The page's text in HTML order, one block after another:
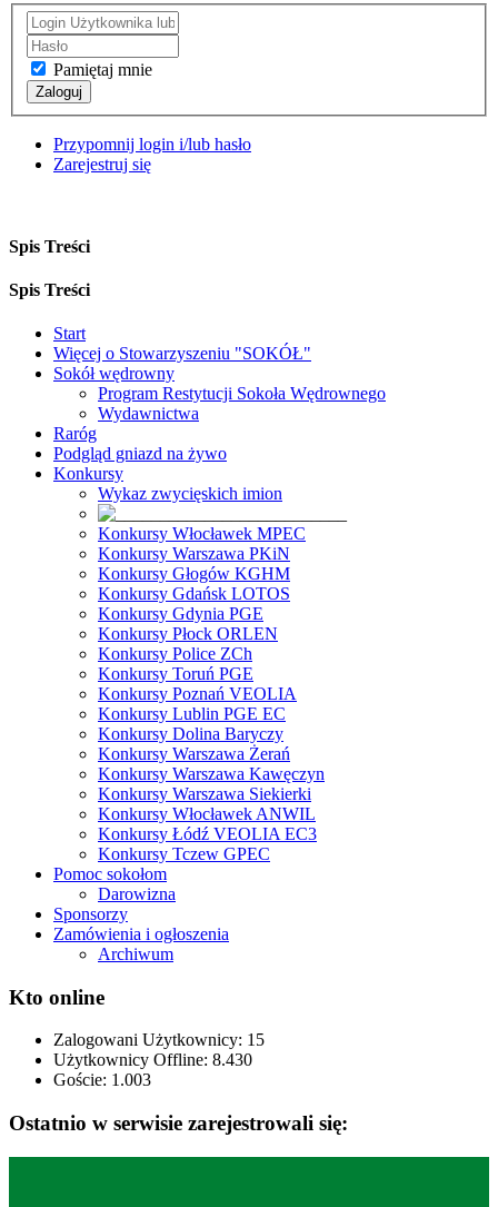
Pamiętaj mnie
Zaloguj
Przypomnij login i/lub hasło
Zarejestruj się
Spis Treści
Spis Treści
Start
Więcej o Stowarzyszeniu "SOKÓŁ"
Sokół wędrowny
Program Restytucji Sokoła Wędrownego
Wydawnictwa
Raróg
Podgląd gniazd na żywo
Konkursy
Wykaz zwycięskich imion
Konkursy Włocławek MPEC
Konkursy Warszawa PKiN
Konkursy Głogów KGHM
Konkursy Gdańsk LOTOS
Konkursy Gdynia PGE
Konkursy Płock ORLEN
Konkursy Police ZCh
Konkursy Toruń PGE
Konkursy Poznań VEOLIA
Konkursy Lublin PGE EC
Konkursy Dolina Baryczy
Konkursy Warszawa Żerań
Konkursy Warszawa Kawęczyn
Konkursy Warszawa Siekierki
Konkursy Włocławek ANWIL
Konkursy Łódź VEOLIA EC3
Konkursy Tczew GPEC
Pomoc sokołom
Darowizna
Sponsorzy
Zamówienia i ogłoszenia
Archiwum
Kto online
Zalogowani Użytkownicy: 15
Użytkownicy Offline: 8.430
Goście: 1.003
Ostatnio w serwisie zarejestrowali się: